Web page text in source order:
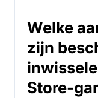
Welke
zijn
Store-